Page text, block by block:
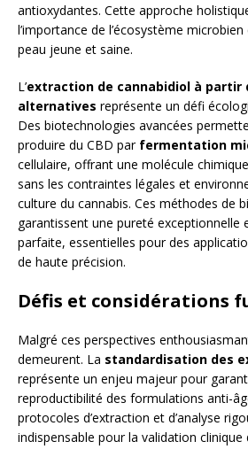
antioxydantes. Cette approche
l’importance de l’écosystème microbien
peau jeune et saine.
L’extraction de cannabidiol à partir
alternatives représente un défi
Des biotechnologies avancées
produire du CBD par fermentation
cellulaire, offrant une molécule
sans les contraintes légales et
culture du cannabis. Ces méthodes de
garantissent une pureté exceptionnelle
parfaite, essentielles pour des
de haute précision.
Défis et considérations
Malgré ces perspectives
demeurent. La standardisation des
représente un enjeu majeur pour
reproductibilité des formulations anti-
protocoles d’extraction et d’analyse
indispensable pour la validation clinique